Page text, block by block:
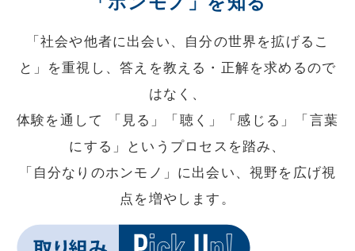
「社会や他者に出会い、自分の世界を拡げるこ
と」を重視し、答えを教える・正解を求めるので
はなく、
体験を通して 「見る」「聴く」「感じる」「言葉
にする」というプロセスを踏み、
「自分なりのホンモノ」に出会い、視野を広げ視
点を増やします。